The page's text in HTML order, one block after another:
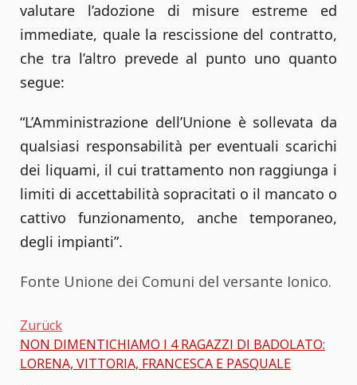
valutare l’adozione di misure estreme ed
immediate, quale la rescissione del contratto,
che tra l’altro prevede al punto uno quanto
segue:
“L’Amministrazione dell’Unione è sollevata da
qualsiasi responsabilità per eventuali scarichi
dei liquami, il cui trattamento non raggiunga i
limiti di accettabilità sopracitati o il mancato o
cattivo funzionamento, anche temporaneo,
degli impianti”.
Fonte Unione dei Comuni del versante Ionico.
Beitragsnavigation
Zurück
NON DIMENTICHIAMO I 4 RAGAZZI DI BADOLATO:
LORENA, VITTORIA, FRANCESCA E PASQUALE